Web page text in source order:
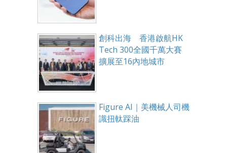
創科出海 香港啟航HK
Tech 300全國千萬大賽
擴展至16內地城市
Figure AI｜美機械人司機
識扭軚踩油